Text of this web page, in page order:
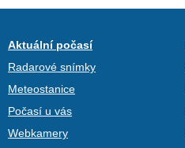
Aktuální počasí
Radarové snímky
Meteostanice
Počasí u vás
Webkamery